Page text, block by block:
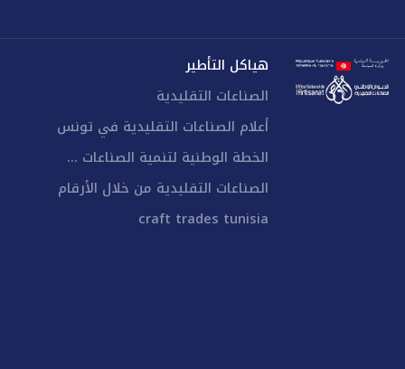
هياكل التأطير
الصناعات التقليدية
أعلام الصناعات التقليدية في تونس
الخطة الوطنية لتنمية الصناعات ...
الصناعات التقليدية من خلال الأرقام
craft trades tunisia